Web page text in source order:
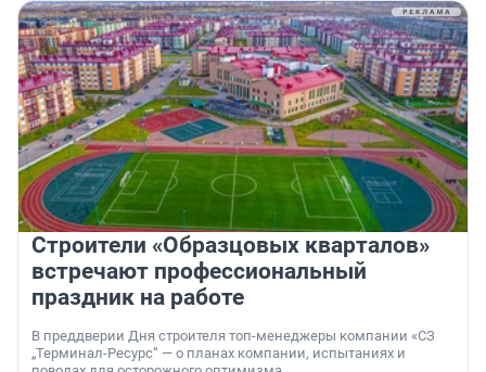
Строители «Образцовых кварталов»
встречают профессиональный
праздник на работе
В преддверии Дня строителя топ-менеджеры компании «СЗ
„Терминал-Ресурс“ — о планах компании, испытаниях и